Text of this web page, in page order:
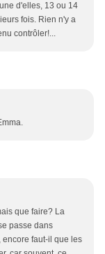
d'elles, 13 ou 14
fois. Rien n'y a
contrôler!...
que faire? La
passe dans
encore faut-il que les